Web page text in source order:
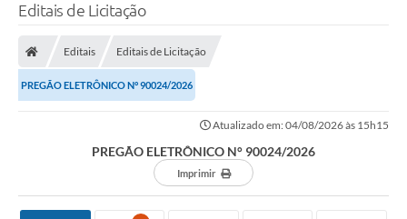
Editais de Licitação
Editais Editais de Licitação
PREGÃO ELETRÔNICO N° 90024/2026
Atualizado em: 04/08/2026 às 15h15
PREGÃO ELETRÔNICO N° 90024/2026
Imprimir